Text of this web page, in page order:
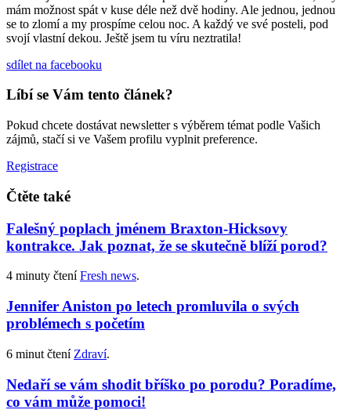
mám možnost spát v kuse déle než dvě hodiny. Ale jednou, jednou
se to zlomí a my prospíme celou noc. A každý ve své posteli, pod
svojí vlastní dekou. Ještě jsem tu víru neztratila!
sdílet na facebooku
Líbí se Vám tento článek?
Pokud chcete dostávat newsletter s výběrem témat podle Vašich
zájmů, stačí si ve Vašem profilu vyplnit preference.
Registrace
Čtěte také
Falešný poplach jménem Braxton-Hicksovy
kontrakce. Jak poznat, že se skutečně blíží porod?
4 minuty čtení Fresh news.
Jennifer Aniston po letech promluvila o svých
problémech s početím
6 minut čtení Zdraví.
Nedaří se vám shodit bříško po porodu? Poradíme,
co vám může pomoci!